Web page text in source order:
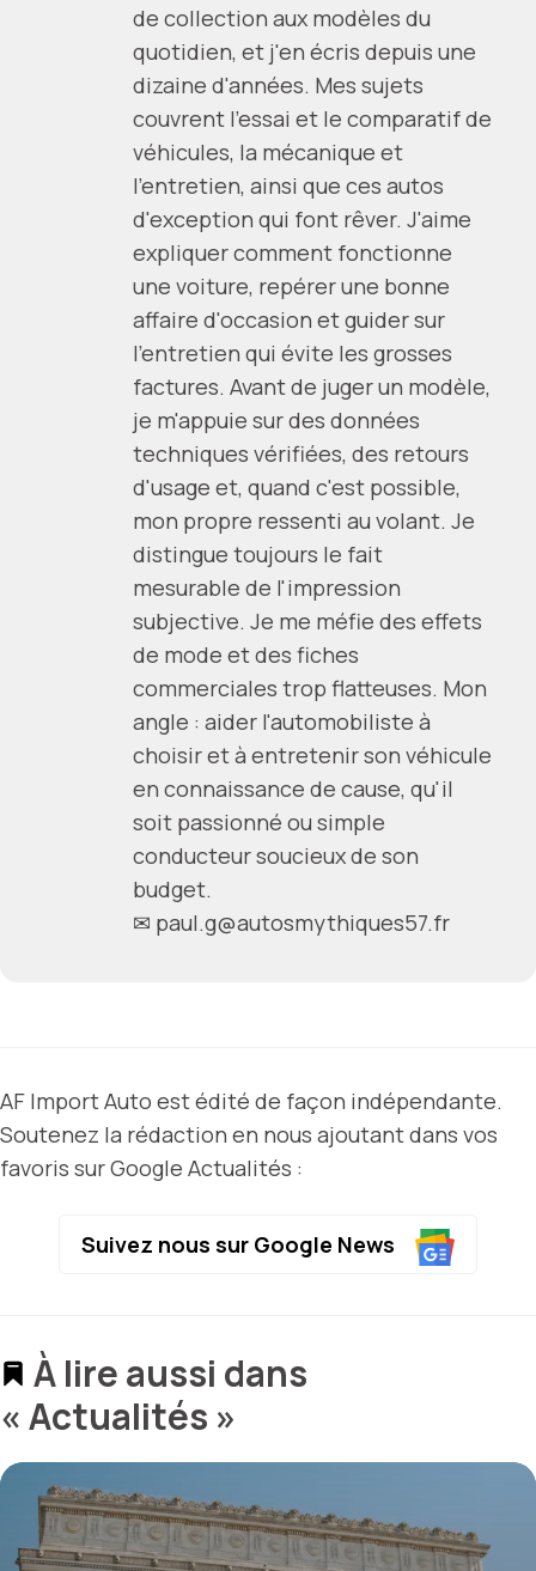
de collection aux modèles du
quotidien, et j'en écris depuis une
dizaine d'années. Mes sujets
couvrent l'essai et le comparatif de
véhicules, la mécanique et
l'entretien, ainsi que ces autos
d'exception qui font rêver. J'aime
expliquer comment fonctionne
une voiture, repérer une bonne
affaire d'occasion et guider sur
l'entretien qui évite les grosses
factures. Avant de juger un modèle,
je m'appuie sur des données
techniques vérifiées, des retours
d'usage et, quand c'est possible,
mon propre ressenti au volant. Je
distingue toujours le fait
mesurable de l'impression
subjective. Je me méfie des effets
de mode et des fiches
commerciales trop flatteuses. Mon
angle : aider l'automobiliste à
choisir et à entretenir son véhicule
en connaissance de cause, qu'il
soit passionné ou simple
conducteur soucieux de son
budget.
✉ paul.g@autosmythiques57.fr
AF Import Auto est édité de façon indépendante.
Soutenez la rédaction en nous ajoutant dans vos
favoris sur Google Actualités :
Suivez nous sur Google News
À lire aussi dans
« Actualités »